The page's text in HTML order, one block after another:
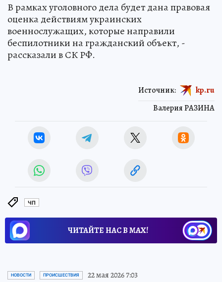
В рамках уголовного дела будет дана правовая
оценка действиям украинских
военнослужащих, которые направили
беспилотники на гражданский объект, -
рассказали в СК РФ.
Валерия РАЗИНА
Источник: kp.ru
ЧП
ЧИТАЙТЕ НАС В МАХ!
НОВОСТИ ПРОИСШЕСТВИЯ 22 мая 2026 7:03